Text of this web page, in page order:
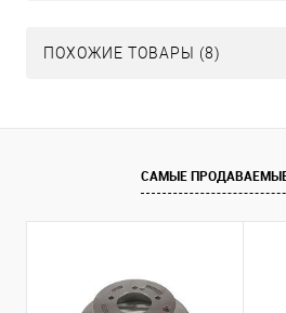
ПОХОЖИЕ ТОВАРЫ (8)
САМЫЕ